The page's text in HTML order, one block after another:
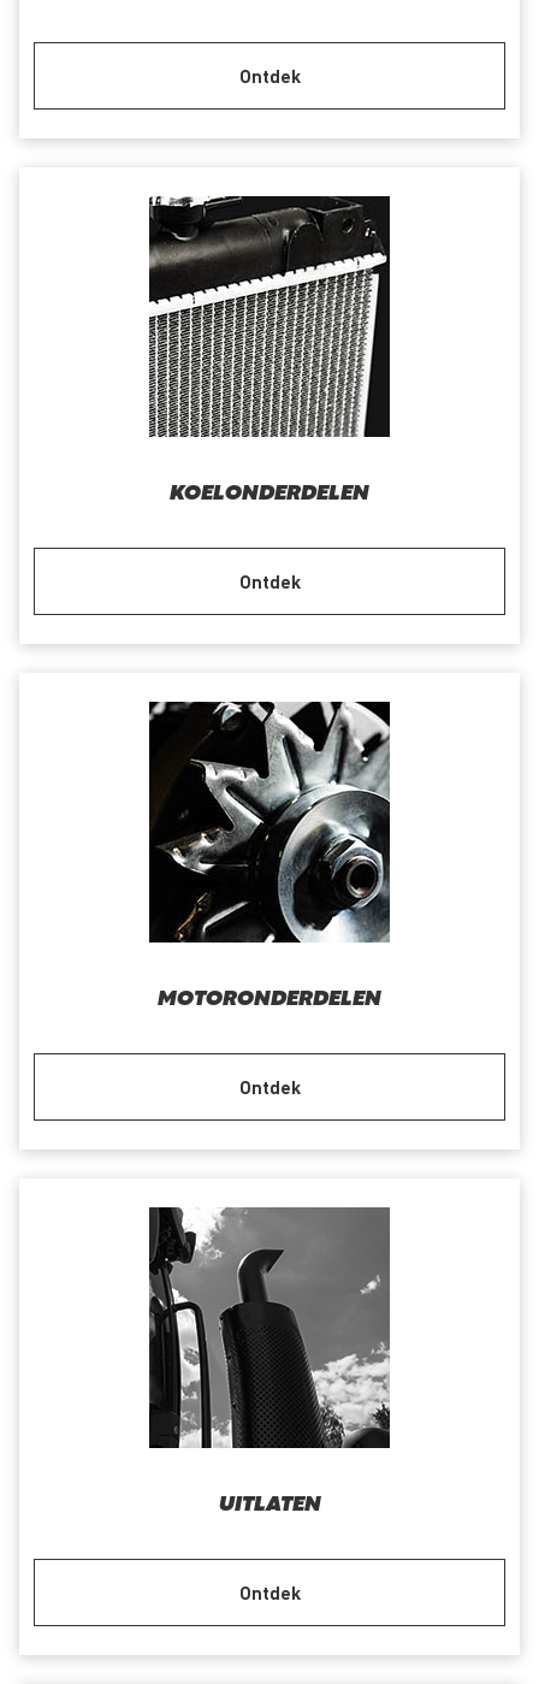
Ontdek
KOELONDERDELEN
Ontdek
MOTORONDERDELEN
Ontdek
UITLATEN
Ontdek